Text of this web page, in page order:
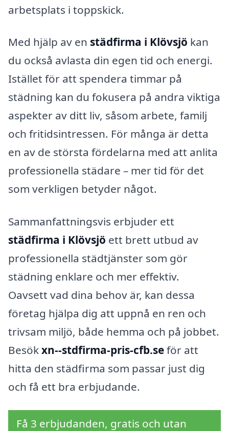
arbetsplats i toppskick.
Med hjälp av en städfirma i Klövsjö kan
du också avlasta din egen tid och energi.
Istället för att spendera timmar på
städning kan du fokusera på andra viktiga
aspekter av ditt liv, såsom arbete, familj
och fritidsintressen. För många är detta
en av de största fördelarna med att anlita
professionella städare – mer tid för det
som verkligen betyder något.
Sammanfattningsvis erbjuder ett
städfirma i Klövsjö ett brett utbud av
professionella städtjänster som gör
städning enklare och mer effektiv.
Oavsett vad dina behov är, kan dessa
företag hjälpa dig att uppnå en ren och
trivsam miljö, både hemma och på jobbet.
Besökxn--stdfirma-pris-cfb.seför att
hitta den städfirma som passar just dig
och få ett bra erbjudande.
Få 3 erbjudanden, gratis och utan